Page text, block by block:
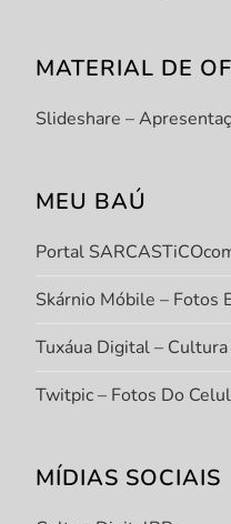
MATERIAL DE
Slideshare –
MEU BAÚ
Portal
Skárnio Móbile – Fotos
Tuxáua Digital –
Twitpic – Fotos Do
MÍDIAS SOCIAIS